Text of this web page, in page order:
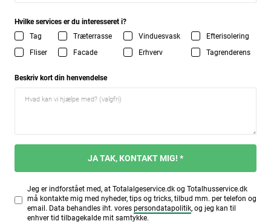
Hvilke services er du interesseret i?
Tag
Fliser
Træterrasse
Facade
Vinduesvask
Erhverv
Efterisolering
Tagrenderens
Beskriv kort din henvendelse
JA TAK, KONTAKT MIG! *
Jeg er indforstået med, at Totalalgeservice.dk og Totalhusservice.dk
må kontakte mig med nyheder, tips og tricks, tilbud mm. per telefon og
email. Data behandles iht. vores persondatapolitik, og jeg kan til
enhver tid tilbagekalde mit samtykke.